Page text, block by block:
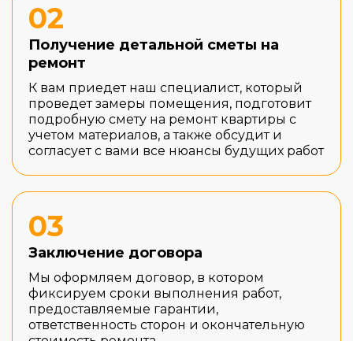
02
Получение детальной сметы на
ремонт
К вам приедет наш специалист, который
проведет замеры помещения, подготовит
подробную смету на ремонт квартиры с
учетом материалов, а также обсудит и
согласует с вами все нюансы будущих работ
03
Заключение договора
Мы оформляем договор, в котором
фиксируем сроки выполнения работ,
предоставляемые гарантии,
ответственность сторон и окончательную